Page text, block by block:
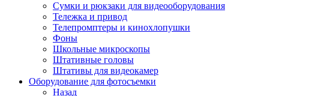
Сумки и рюкзаки для видеооборудования
Тележка и привод
Телепромптеры и кинохлопушки
Фоны
Школьные микроскопы
Штативные головы
Штативы для видеокамер
Оборудование для фотосъемки
Назад